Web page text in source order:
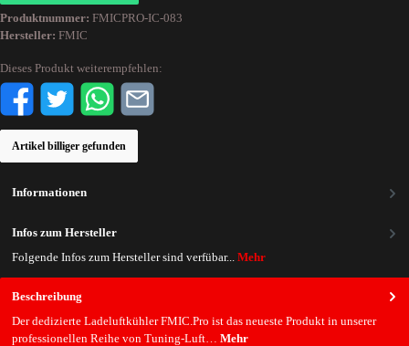
Produktnummer: FMICPRO-IC-083
Hersteller: FMIC
Dieses Produkt weiterempfehlen:
Artikel billiger gefunden
Beschreibung
Der dedizierte Ladeluftkühler FMIC.Pro ist das neueste Produkt in unserer
professionellen Reihe von Tuning-Luft… Mehr
Informationen
Infos zum Hersteller
Folgende Infos zum Hersteller sind verfübar... Mehr